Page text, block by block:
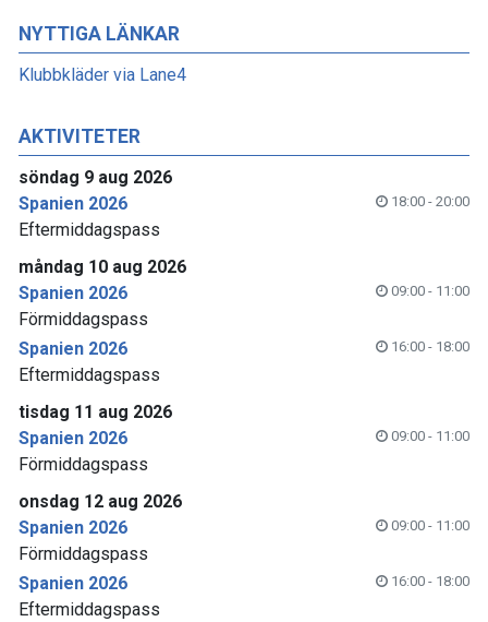
NYTTIGA LÄNKAR
Klubbkläder via Lane4
AKTIVITETER
söndag 9 aug 2026
Spanien 2026
18:00 - 20:00
Eftermiddagspass
måndag 10 aug 2026
Spanien 2026
09:00 - 11:00
Förmiddagspass
Spanien 2026
16:00 - 18:00
Eftermiddagspass
tisdag 11 aug 2026
Spanien 2026
09:00 - 11:00
Förmiddagspass
onsdag 12 aug 2026
Spanien 2026
09:00 - 11:00
Förmiddagspass
Spanien 2026
16:00 - 18:00
Eftermiddagspass